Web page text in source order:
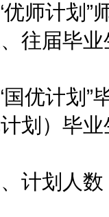
计划”师
往届毕业
计划”毕
划）毕业
划人数